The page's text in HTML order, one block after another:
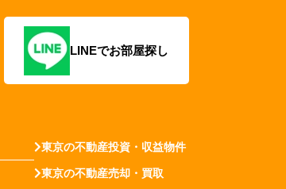
LINEでお部屋探し
東京の不動産投資・収益物件
東京の不動産売却・買取